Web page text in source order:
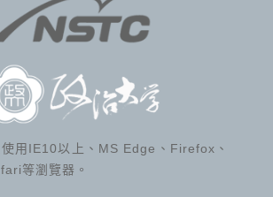
用IE10以上、MS Edge、Firefox、
等瀏覽器。